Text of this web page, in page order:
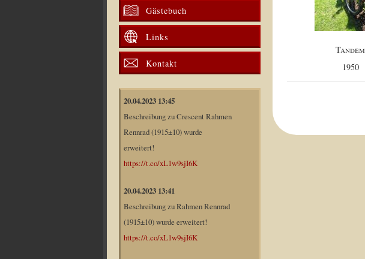
Gästebuch
Links
Kontakt
20.04.2023 13:45
Beschreibung zu Crescent Rahmen
Rennrad (1915±10) wurde
erweitert!
https://t.co/xL1w9sjI6K
20.04.2023 13:41
Beschreibung zu Rahmen Rennrad
(1915±10) wurde erweitert!
https://t.co/xL1w9sjI6K
Tandem
1950